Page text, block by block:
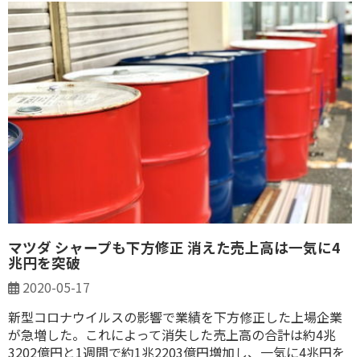
マツダ シャープも下方修正 消えた売上高は一気に4
兆円を突破
2020-05-17
新型コロナウイルスの影響で業績を下方修正した上場企業
が急増した。これによって消失した売上高の合計は約4兆
3202億円と1週間で約1兆2203億円増加し、一気に4兆円を